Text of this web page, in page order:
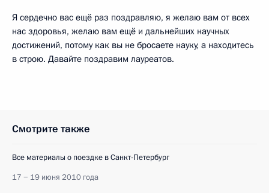
Я сердечно вас ещё раз поздравляю, я желаю вам от всех
нас здоровья, желаю вам ещё и дальнейших научных
достижений, потому как вы не бросаете науку, а находитесь
в строю. Давайте поздравим лауреатов.
Смотрите также
Все материалы о поездке в Санкт-Петербург
17 − 19 июня 2010 года